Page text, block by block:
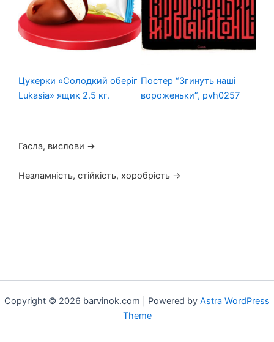
Цукерки «Солодкий оберіг
Lukasia» ящик 2.5 кг.
Постер “Згинуть наші
вороженьки”, pvh0257
Гасла, вислови →
Незламність, стійкість, хоробрість →
Copyright © 2026 barvinok.com | Powered by Astra WordPress
Theme